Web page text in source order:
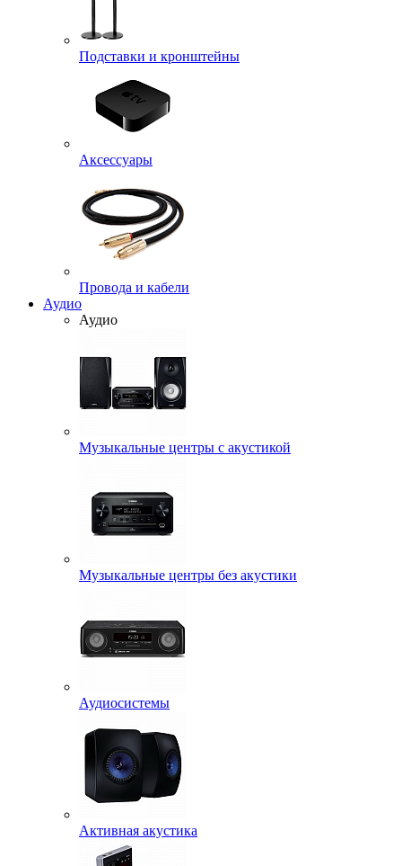
Подставки и кронштейны
Аксессуары
Провода и кабели
Аудио
Аудио
Музыкальные центры с акустикой
Музыкальные центры без акустики
Аудиосистемы
Активная акустика